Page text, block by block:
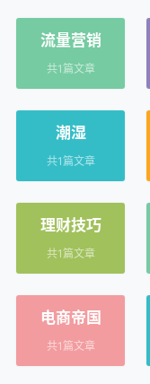
流量营销
共1篇文章
潮湿
共1篇文章
理财技巧
共1篇文章
电商帝国
共1篇文章